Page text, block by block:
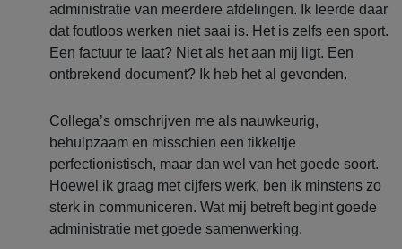
administratie van meerdere afdelingen. Ik leerde daar
dat foutloos werken niet saai is. Het is zelfs een sport.
Een factuur te laat? Niet als het aan mij ligt. Een
ontbrekend document? Ik heb het al gevonden.
Collega’s omschrijven me als nauwkeurig,
behulpzaam en misschien een tikkeltje
perfectionistisch, maar dan wel van het goede soort.
Hoewel ik graag met cijfers werk, ben ik minstens zo
sterk in communiceren. Wat mij betreft begint goede
administratie met goede samenwerking.